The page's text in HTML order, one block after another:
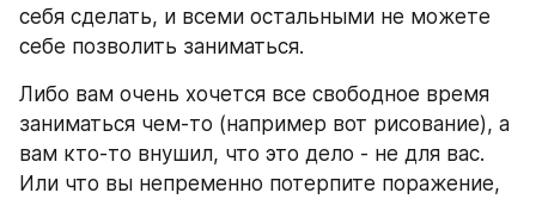
себя сделать, и всеми остальными не можете
себе позволить заниматься.
Либо вам очень хочется все свободное время
заниматься чем-то (например вот рисование), а
вам кто-то внушил, что это дело - не для вас.
Или что вы непременно потерпите поражение,